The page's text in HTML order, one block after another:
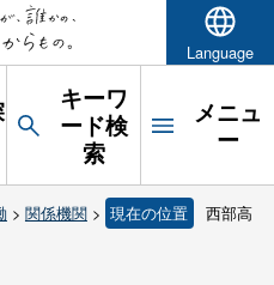
Language
キーワ
ード検
索
メニュ
ー
> 関係機関> 現在の位置 西部高